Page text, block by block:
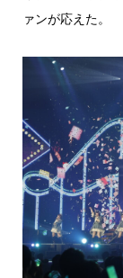
ァンが応えた。